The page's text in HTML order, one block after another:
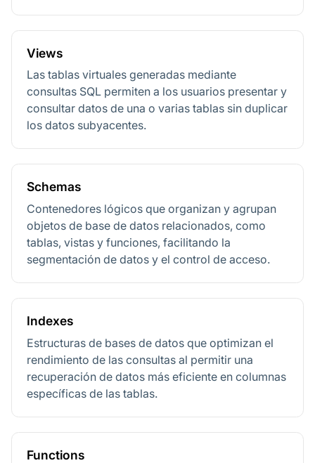
Views
Las tablas virtuales generadas mediante
consultas SQL permiten a los usuarios presentar y
consultar datos de una o varias tablas sin duplicar
los datos subyacentes.
Schemas
Contenedores lógicos que organizan y agrupan
objetos de base de datos relacionados, como
tablas, vistas y funciones, facilitando la
segmentación de datos y el control de acceso.
Indexes
Estructuras de bases de datos que optimizan el
rendimiento de las consultas al permitir una
recuperación de datos más eficiente en columnas
específicas de las tablas.
Functions